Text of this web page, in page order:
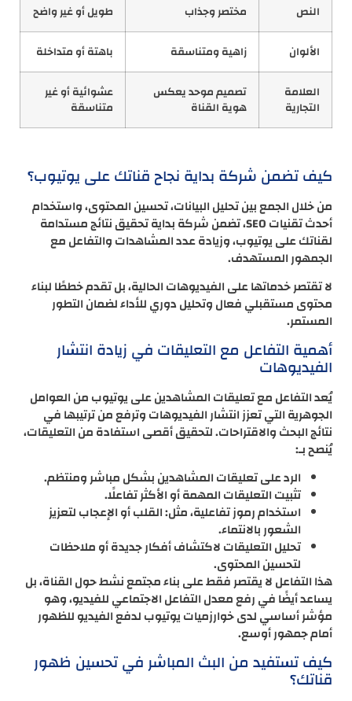
النص مختصر وجذاب طويل أو غير واضح
الألوان زاهية ومتناسقة باهتة أو متداخلة
العلامة
التجارية
تصميم موحد يعكس
هوية القناة
عشوائية أو غير
متناسقة
كيف تضمن شركة بداية نجاح قناتك على يوتيوب؟
من خلال الجمع بين تحليل البيانات، تحسين المحتوى، واستخدام
أحدث تقنيات SEO، تضمن شركة بداية تحقيق نتائج مستدامة
لقناتك على يوتيوب، وزيادة عدد المشاهدات والتفاعل مع
الجمهور المستهدف.
لا تقتصر خدماتها على الفيديوهات الحالية، بل تقدم خططًا لبناء
محتوى مستقبلي فعال وتحليل دوري للأداء لضمان التطور
المستمر.
أهمية التفاعل مع التعليقات في زيادة انتشار
الفيديوهات
يُعد التفاعل مع تعليقات المشاهدين على يوتيوب من العوامل
الجوهرية التي تعزز انتشار الفيديوهات وترفع من ترتيبها في
نتائج البحث والاقتراحات. لتحقيق أقصى استفادة من التعليقات،
يُنصح بـ:
الرد على تعليقات المشاهدين بشكل مباشر ومنتظم.
تثبيت التعليقات المهمة أو الأكثر تفاعلًا.
استخدام رموز تفاعلية، مثل: القلب أو الإعجاب لتعزيز
الشعور بالانتماء.
تحليل التعليقات لاكتشاف أفكار جديدة أو ملاحظات
لتحسين المحتوى.
هذا التفاعل لا يقتصر فقط على بناء مجتمع نشط حول القناة، بل
يساعد أيضًا في رفع معدل التفاعل الاجتماعي للفيديو، وهو
مؤشر أساسي لدى خوارزميات يوتيوب لدفع الفيديو للظهور
أمام جمهور أوسع.
كيف تستفيد من البث المباشر في تحسين ظهور
قناتك؟